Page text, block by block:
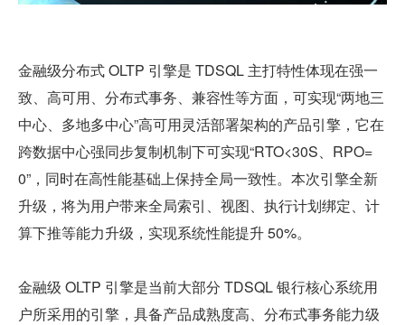
金融级分布式 OLTP 引擎是 TDSQL 主打特性体现在强一
致、高可用、分布式事务、兼容性等方面，可实现“两地三
中心、多地多中心”高可用灵活部署架构的产品引擎，它在
跨数据中心强同步复制机制下可实现“RTO<30S、RPO=
0”，同时在高性能基础上保持全局一致性。本次引擎全新
升级，将为用户带来全局索引、视图、执行计划绑定、计
算下推等能力升级，实现系统性能提升 50%。
金融级 OLTP 引擎是当前大部分 TDSQL 银行核心系统用
户所采用的引擎，具备产品成熟度高、分布式事务能力级